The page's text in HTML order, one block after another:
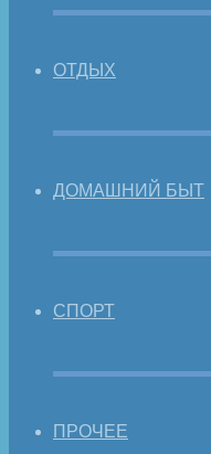
ОТДЫХ
ДОМАШНИЙ БЫТ
СПОРТ
ПРОЧЕЕ